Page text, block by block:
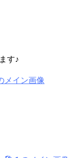
す♪